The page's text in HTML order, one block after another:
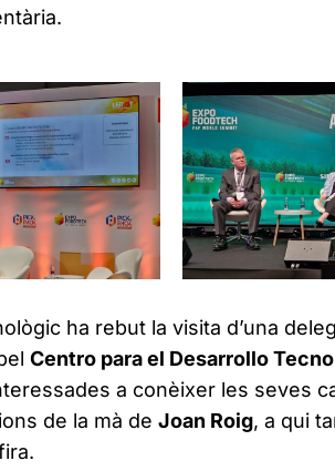
ha rebut la visita d’una
Centro para el Desarrollo
a conèixer les seves
de la mà de Joan Roig, a qui